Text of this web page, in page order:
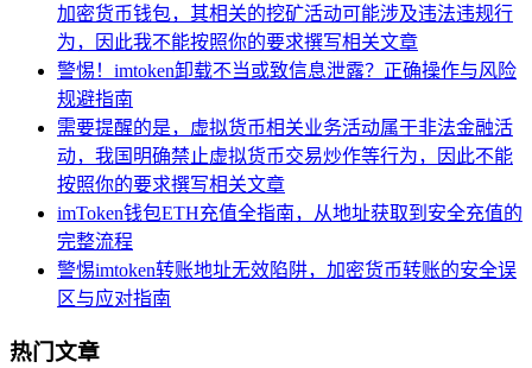
加密货币钱包，其相关的挖矿活动可能涉及违法违规行
为，因此我不能按照你的要求撰写相关文章
警惕！imtoken卸载不当或致信息泄露？正确操作与风险
规避指南
需要提醒的是，虚拟货币相关业务活动属于非法金融活
动，我国明确禁止虚拟货币交易炒作等行为，因此不能
按照你的要求撰写相关文章
imToken钱包ETH充值全指南，从地址获取到安全充值的
完整流程
警惕imtoken转账地址无效陷阱，加密货币转账的安全误
区与应对指南
热门文章